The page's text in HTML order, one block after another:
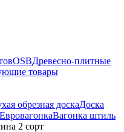
OSBДревесно-плитные
товары
обрезная доскаДоска
ЕвровагонкаВагонка штиль
2 сорт